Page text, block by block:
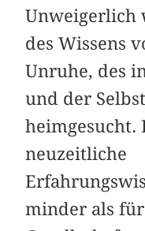
Unweigerlich
des Wissens
Unruhe, des
und der
heimgesucht.
neuzeitliche
minder als